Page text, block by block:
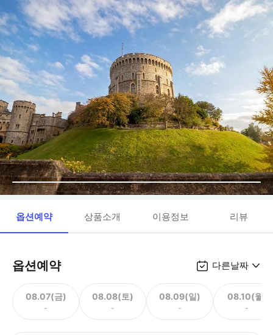
옵션예약 상품소개 이용정보 리뷰
옵션예약 다른날짜
08.07(금)
-
08.08(토)
-
08.09(일)
-
08.10(월)
-